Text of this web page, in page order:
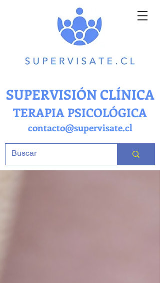
SUPERVISIÓN CLÍNICA
TERAPIA PSICOLÓGICA
contacto@supervisate.cl